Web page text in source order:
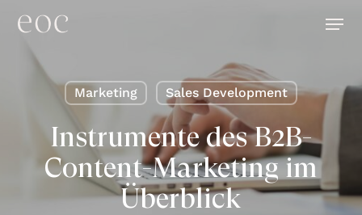
Skip
content
Menu
Marketing Sales Development
Instrumente des B2B-
Content-Marketing im
Überblick